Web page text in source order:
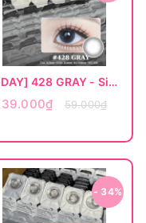
[1-DAY] 428 GRAY - Size nhỏ
39.000₫ 59.000₫
- 34%